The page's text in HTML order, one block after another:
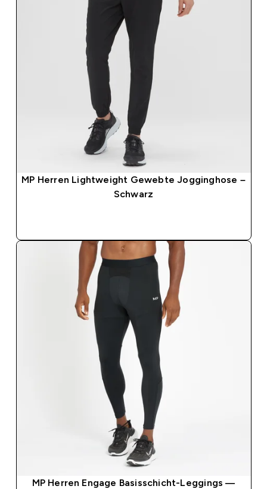
MP Herren Lightweight Gewebte Jogginghose –
Schwarz
MP Herren Engage Basisschicht-Leggings —